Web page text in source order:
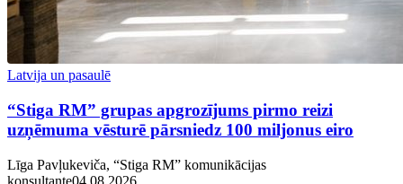
Latvija un pasaulē
“Stiga RM” grupas apgrozījums pirmo reizi
uzņēmuma vēsturē pārsniedz 100 miljonus eiro
Līga Pavļukeviča, “Stiga RM” komunikācijas
konsultante04.08.2026